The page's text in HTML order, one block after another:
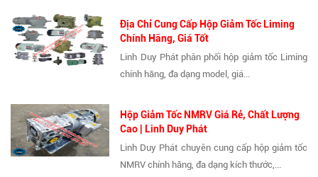
Địa Chỉ Cung Cấp Hộp Giảm Tốc Liming
Chính Hãng, Giá Tốt
Linh Duy Phát phân phối hộp giảm tốc Liming
chính hãng, đa dạng model, giá...
Hộp Giảm Tốc NMRV Giá Rẻ, Chất Lượng
Cao | Linh Duy Phát
Linh Duy Phát chuyên cung cấp hộp giảm tốc
NMRV chính hãng, đa dạng kích thước,...